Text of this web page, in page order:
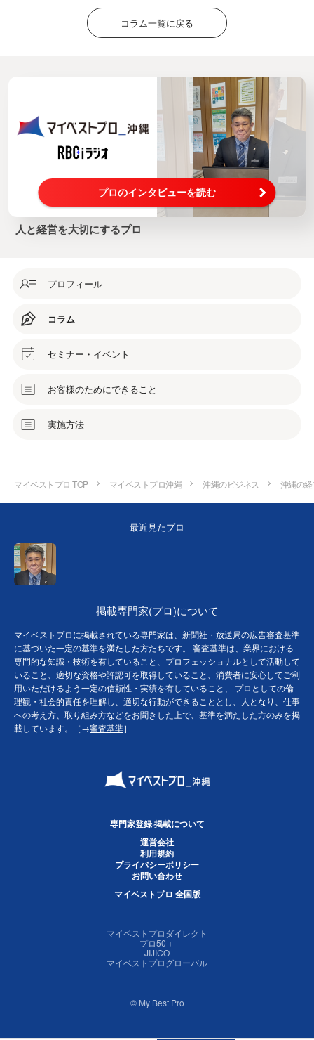
コラム一覧に戻る
プロのインタビューを読む
人と経営を大切にするプロ
プロフィール
コラム
セミナー・イベント
お客様のためにできること
実施方法
マイベストプロ TOP マイベストプロ沖縄 沖縄のビジネス 沖縄の
最近見たプロ
掲載専門家(プロ)について
マイベストプロに掲載されている専門家は、新聞社・放送局の広告審査基準
に基づいた一定の基準を満たした方たちです。 審査基準は、業界における
専門的な知識・技術を有していること、プロフェッショナルとして活動して
いること、適切な資格や許認可を取得していること、消費者に安心してご利
用いただけるよう一定の信頼性・実績を有していること、 プロとしての倫
理観・社会的責任を理解し、適切な行動ができることとし、人となり、仕事
への考え方、取り組み方などをお聞きした上で、基準を満たした方のみを掲
載しています。［→審査基準］
専門家登録·掲載について
運営会社
利用規約
プライバシーポリシー
お問い合わせ
マイベストプロ 全国版
マイベストプロダイレクト
プロ50＋
JIJICO
マイベストプログローバル
© My Best Pro